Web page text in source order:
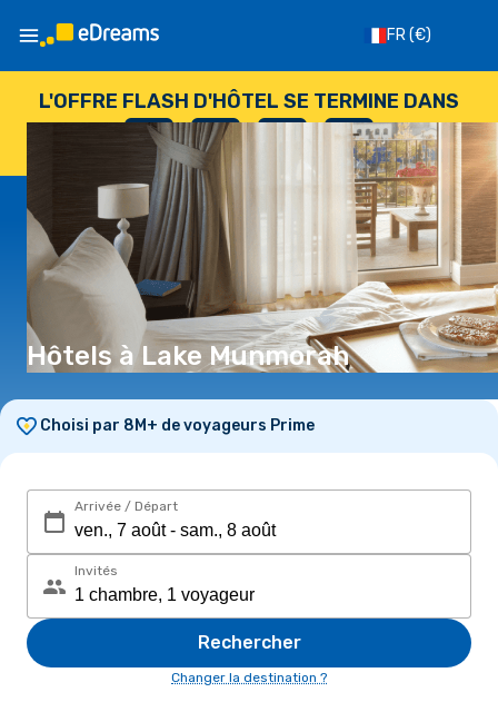
FR(€)
L'OFFRE FLASH D'HÔTEL SE TERMINE DANS
--
JOURS
: --
HEURES
: --
SECONDES
Hôtels à Lake Munmorah
Choisi par 8M+ de voyageurs Prime
Arrivée / Départ
Invités
Rechercher
Changer la destination ?